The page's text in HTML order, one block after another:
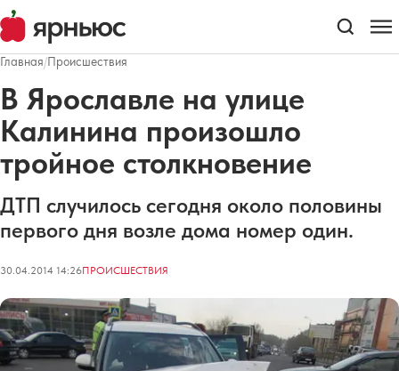
Главная/Происшествия
В Ярославле на улице
Калинина произошло
тройное столкновение
ДТП случилось сегодня около половины
первого дня возле дома номер один.
30.04.2014 14:26ПРОИСШЕСТВИЯ